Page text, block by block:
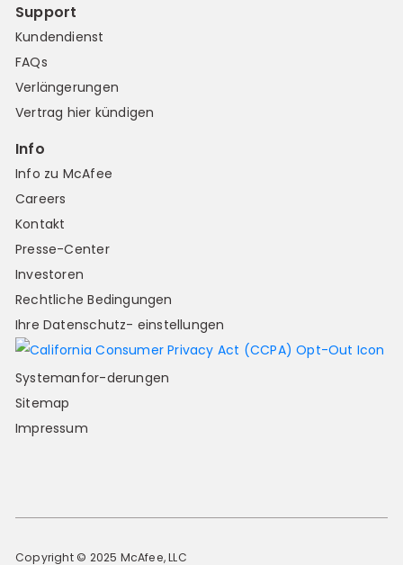
Support
Kundendienst
FAQs
Verlängerungen
Vertrag hier kündigen
Info
Info zu McAfee
Careers
Kontakt
Presse-Center
Investoren
Rechtliche Bedingungen
Ihre Datenschutz- einstellungen
Systemanfor-derungen
Sitemap
Impressum
Copyright © 2025 McAfee, LLC